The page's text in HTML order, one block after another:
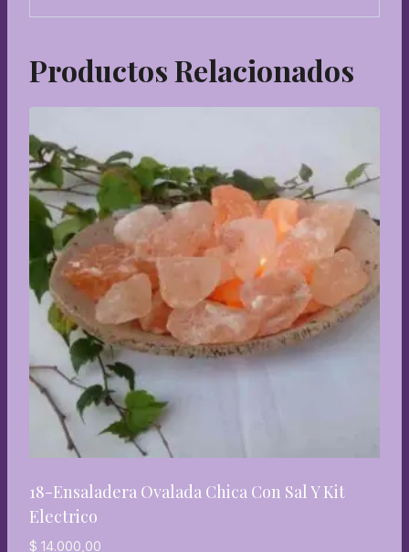
Productos Relacionados
18-Ensaladera Ovalada Chica Con Sal Y Kit
Electrico
$ 14.000,00